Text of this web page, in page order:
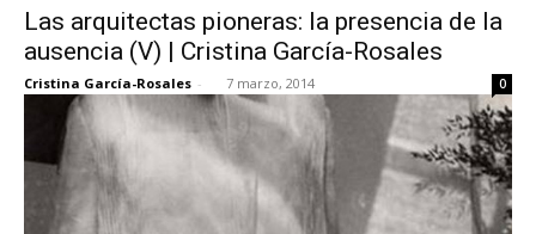
Las arquitectas pioneras: la presencia de la
ausencia (V) | Cristina García-Rosales
Cristina García-Rosales - 7 marzo, 2014 0